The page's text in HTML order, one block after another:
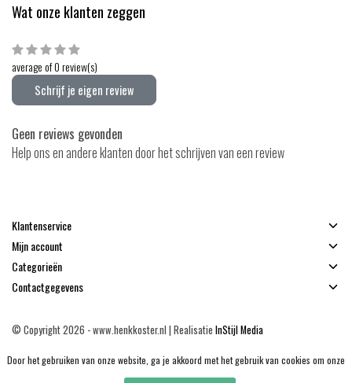
Wat onze klanten zeggen
average of 0 review(s)
Schrijf je eigen review
Geen reviews gevonden
Help ons en andere klanten door het schrijven van een review
Klantenservice
Mijn account
Categorieën
Contactgegevens
© Copyright 2026 - www.henkkoster.nl | Realisatie InStijl Media
Door het gebruiken van onze website, ga je akkoord met het gebruik van cookies om onze